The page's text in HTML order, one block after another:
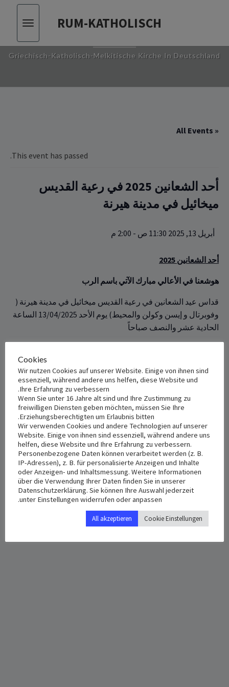
RUM-KATHOLISCH
Toggle
RUM-KATHOLISCH
Griechisch-Katholisch-Melkitische Kirche In Deutschland
« All Events
This event has passed.
أحد الشعانين 2025‏ في رعية القديس
ميخائيل في مدينة هيرنة
أبريل 13, 2025 11:30 ص - 2:00 م
أحد الشعانين 202 5
هوشعنا في الأعالي مبارك الآتي باسم الرب
قداس عيد الشعانين في رعية القديس ميخائيل في مدينة هيرنة (
وفوبرتال و إيسن وكولن والمحيط) يوم الأحد 13/04/2025 الساعة
الحادية عشر والنصف صباحاً
St.Michael Bickernstraße 25, 44649 Herne
+ Add to iCalendar
DETAILS
Date:
أبريل 13, 2025
Time:
VENUE
St. Michael
Bickernstraße25
Herne,44649Deutschland+
Google Map
Cookies
Wir nutzen Cookies auf unserer Website. Einige von ihnen sind
essenziell, während andere uns helfen, diese Website und
Ihre Erfahrung zu verbessern.
Wenn Sie unter 16 Jahre alt sind und Ihre Zustimmung zu
freiwilligen Diensten geben möchten, müssen Sie Ihre
Erziehungsberechtigten um Erlaubnis bitten.
Wir verwenden Cookies und andere Technologien auf unserer
Website. Einige von ihnen sind essenziell, während andere uns
helfen, diese Website und Ihre Erfahrung zu verbessern.
Personenbezogene Daten können verarbeitet werden (z. B.
IP-Adressen), z. B. für personalisierte Anzeigen und Inhalte
oder Anzeigen- und Inhaltsmessung. Weitere Informationen
über die Verwendung Ihrer Daten finden Sie in unserer
Datenschutzerklärung. Sie können Ihre Auswahl jederzeit
unter Einstellungen widerrufen oder anpassen.
Cookie Einstellungen
All akzeptieren